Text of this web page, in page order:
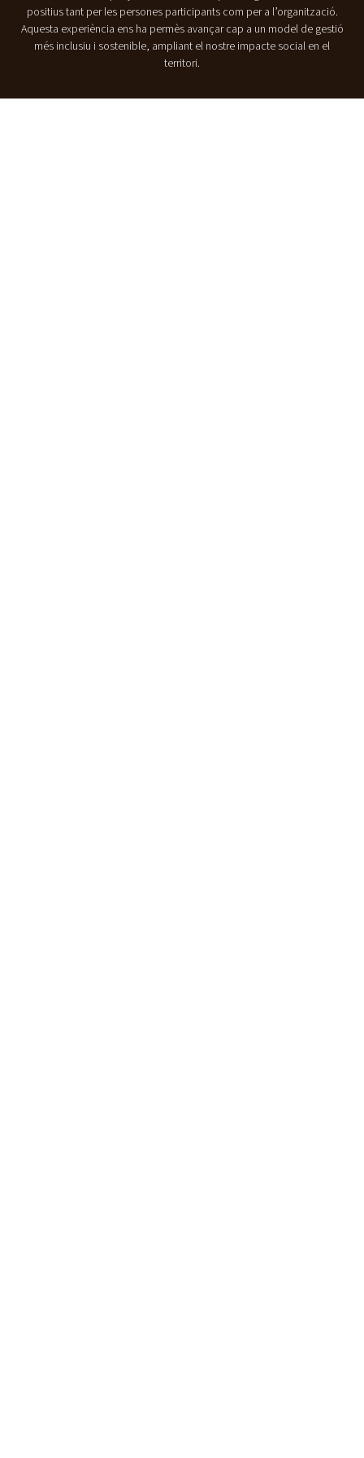
positius tant per les persones participants com per a l’organització.
Aquesta experiència ens ha permès avançar cap a un model de gestió
més inclusiu i sostenible, ampliant el nostre impacte social en el
territori.